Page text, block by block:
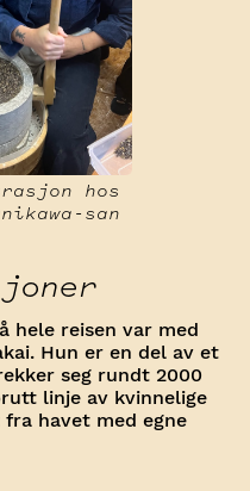
hos
san
hele reisen var med
Hun er en del av et
seg rundt 2000
linje av kvinnelige
havet med egne